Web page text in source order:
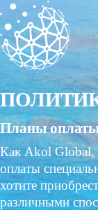
Планы
Как Akol Global,
оплаты
хотите
различными